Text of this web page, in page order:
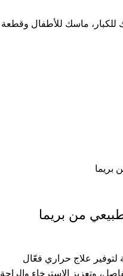
ماسك للأطفال وقطعة
من بريما
لتوفير علاج حراري فعّال
وتعزيز الاسترخاء والراحة